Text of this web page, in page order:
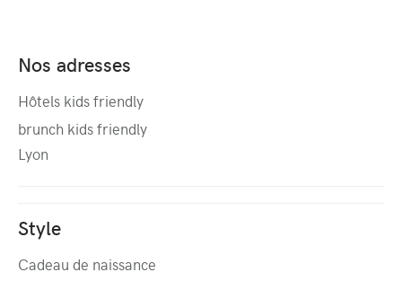
Nos adresses
Hôtels kids friendly
brunch kids friendly
Lyon
Style
Cadeau de naissance